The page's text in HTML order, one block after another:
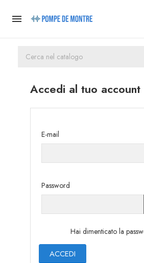

Accedi al tuo account
E-mail
Password
Hai dimenticato la
ACCEDI